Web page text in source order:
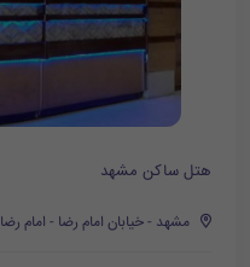
هتل ساکن مشهد
مشهد - خیابان امام رضا - امام رضا 40 - بعد از چهارراه اول - سمت چپ